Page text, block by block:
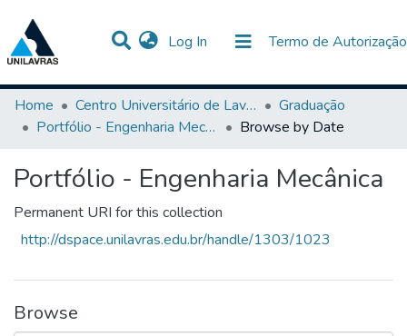
Log In (current) Termo de Autorização
Communities & Collections
All of DSpace
Home
Centro Universitário de Lavras-UNILAVRAS
Graduação
Portfólio - Engenharia Mecânica
Browse by Date
Portfólio - Engenharia Mecânica
Permanent URI for this collection
http://dspace.unilavras.edu.br/handle/1303/1023
Browse